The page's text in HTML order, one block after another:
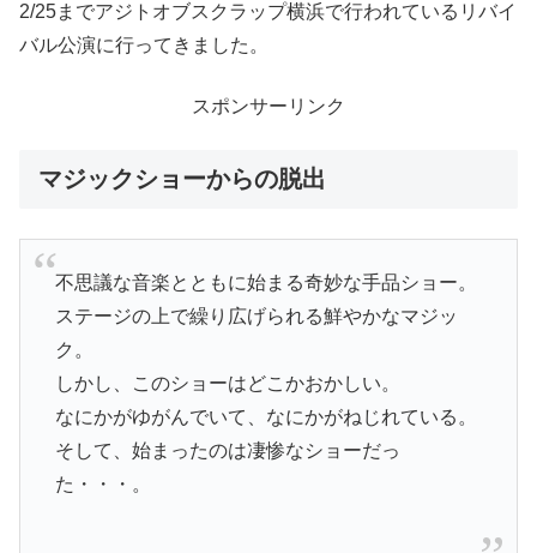
2/25までアジトオブスクラップ横浜で行われているリバイ
バル公演に行ってきました。
スポンサーリンク
マジックショーからの脱出
不思議な音楽とともに始まる奇妙な手品ショー。
ステージの上で繰り広げられる鮮やかなマジッ
ク。
しかし、このショーはどこかおかしい。
なにかがゆがんでいて、なにかがねじれている。
そして、始まったのは凄惨なショーだっ
た・・・。